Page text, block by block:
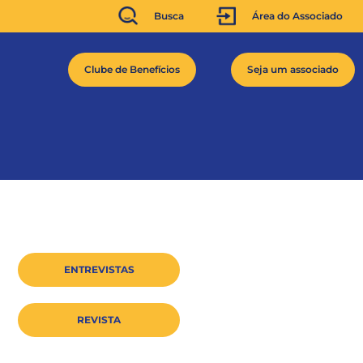
Busca Área do Associado
Clube de Benefícios Seja um associado
ENTREVISTAS
REVISTA